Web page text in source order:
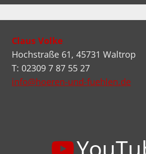
Claus Volke
Hochstraße 61, 45731 Waltrop
T: 02309 7 87 55 27
info@hoeren-und-fuehlen.de